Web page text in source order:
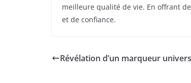
meilleure qualité de vie. En offrant
et de confiance.
Révélation d’un marqueur